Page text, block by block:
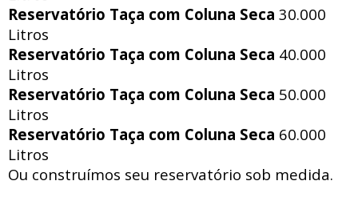
Reservatório Taça com Coluna Seca 30.000
Litros
Reservatório Taça com Coluna Seca 40.000
Litros
Reservatório Taça com Coluna Seca 50.000
Litros
Reservatório Taça com Coluna Seca 60.000
Litros
Ou construímos seu reservatório sob medida.